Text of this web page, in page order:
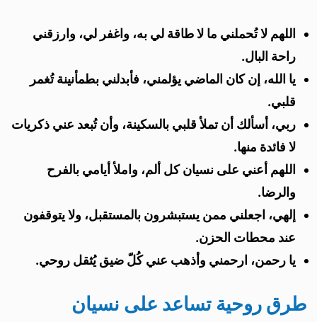
اللهم لا تُحملني ما لا طاقة لي به، واغفر لي، وارزقني
راحة البال.
يا الله، إن كان الماضي يؤلمني، فأبدلني بطمأنينة تُغمر
قلبي.
ربي، أسألك أن تملأ قلبي بالسكينة، وأن تُبعد عني ذكريات
لا فائدة منها.
اللهم أعني على نسيان كل ألم، واملأ أيامي بالفرح
والرضا.
إلهي، اجعلني ممن يستبشرون بالمستقبل، ولا يتوقفون
عند محطات الحزن.
يا رحمن، ارحمني وأذهب عني كُلّ ضيق يُثقل روحي.
طرق روحية تساعد على نسيان